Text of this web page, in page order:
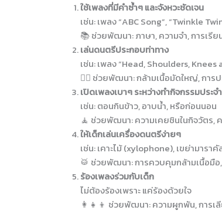
ใช้เพลงที่มีคำซ้ำๆ และจังหวะชัดเจน
เช่น: เพลง “ABC Song”, “Twinkle
📚 ช่วยพัฒนา: ภาษา, ความจำ, การเรี
เล่นดนตรีประกอบท่าทาง
เช่น: เพลง “Head, Shoulders, Knees
🤸‍♂️ ช่วยพัฒนา: กล้ามเนื้อมัดใหญ่, การ
เปิดเพลงเบาๆ ระหว่างทำกิจกรรมประจ
เช่น: ตอนกินข้าว, อาบน้ำ, หรือก่อนนอน
🧘 ช่วยพัฒนา: ความเคยชินในกิจวัตร,
ให้เด็กเล่นเครื่องดนตรีง่ายๆ
เช่น: เคาะไม้ (xylophone), เขย่ามารา
🥁 ช่วยพัฒนา: การควบคุมกล้ามเนื้อมื
ร้องเพลงร่วมกับเด็ก
ไม่ต้องร้องเพราะ แค่ร้องด้วยใจ
👩‍👧‍👦 ช่วยพัฒนา: ความผูกพัน, การเ